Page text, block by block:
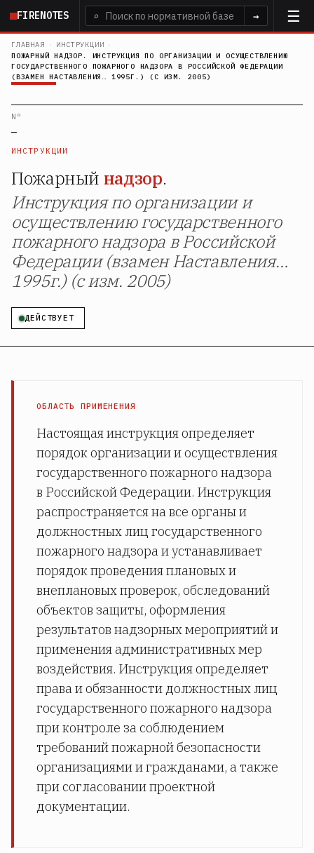
Перейти
основному
содержанию
FIRENOTES ⌕ →
ГЛАВНАЯ › ИНСТРУКЦИИ
›
ПОЖАРНЫЙ НАДЗОР. ИНСТРУКЦИЯ ПО ОРГАНИЗАЦИИ И ОСУЩЕСТВЛЕНИЮ
ГОСУДАРСТВЕННОГО ПОЖАРНОГО НАДЗОРА В РОССИЙСКОЙ ФЕДЕРАЦИИ
(ВЗАМЕН НАСТАВЛЕНИЯ… 1995Г.) (С ИЗМ. 2005)
N°
—
ИНСТРУКЦИИ
Пожарный надзор.
Инструкция по организации и
осуществлению государственного
пожарного надзора в Российской
Федерации (взамен Наставления…
1995г.) (с изм. 2005)
ДЕЙСТВУЕТ
ОБЛАСТЬ ПРИМЕНЕНИЯ
Настоящая инструкция определяет
порядок организации и осуществления
государственного пожарного надзора
в Российской Федерации. Инструкция
распространяется на все органы и
должностных лиц государственного
пожарного надзора и устанавливает
порядок проведения плановых и
внеплановых проверок, обследований
объектов защиты, оформления
результатов надзорных мероприятий и
применения административных мер
воздействия. Инструкция определяет
права и обязанности должностных лиц
государственного пожарного надзора
при контроле за соблюдением
требований пожарной безопасности
организациями и гражданами, а также
при согласовании проектной
документации.